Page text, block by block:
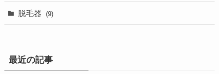
脱毛器 (9)
最近の記事